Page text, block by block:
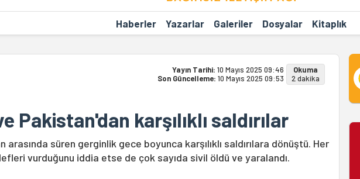
Haberler Yazarlar Galeriler Dosyalar Kitaplık
Yayın Tarihi: 10 Mayıs 2025 09:46
Son Güncelleme: 10 Mayıs 2025 09:53
Okuma
2 dakika
Pakistan'dan karşılıklı saldırılar
süren gerginlik gece boyunca karşılıklı saldırılara dönüştü. Her
vurduğunu iddia etse de çok sayıda sivil öldü ve yaralandı.